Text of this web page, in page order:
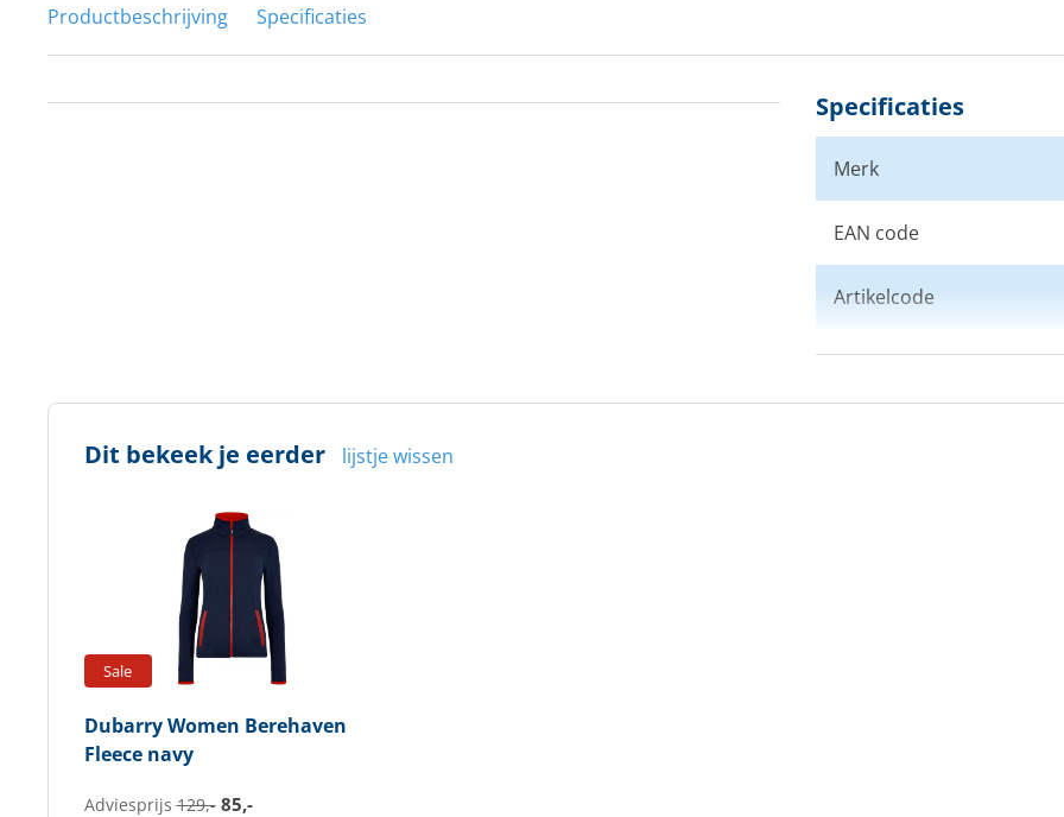
Productbeschrijving Specificaties
Specificaties
Merk
EAN code
Artikelcode
Maat
Dit bekeek je eerder lijstje wissen
Sale
DubarryWomen Berehaven
Fleece navy
Adviesprijs129,- 85,-